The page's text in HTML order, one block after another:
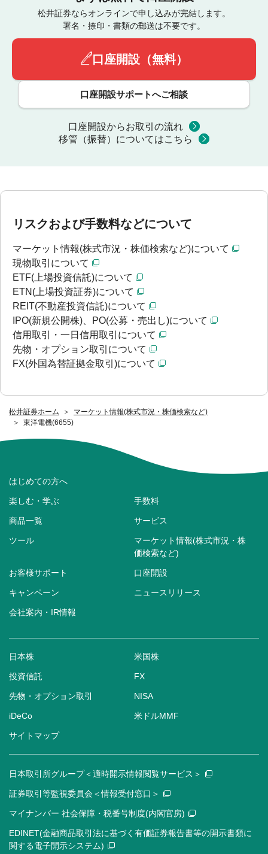
松井証券ホーム
マーケット情報(株式市況・株価検索など)
東洋電機(6655)
松井証券ならオンラインで申し込みが完結します。
署名・捺印・書類の郵送は不要です。
口座開設（無料）
口座開設サポートへご相談
口座開設からお取引の流れ
移管（振替）についてはこちら
リスクおよび手数料などについて
マーケット情報(株式市況・株価検索など)について
現物取引について
ETF(上場投資信託)について
ETN(上場投資証券)について
REIT(不動産投資信託)について
IPO(新規公開株)、PO(公募・売出し)について
信用取引・一日信用取引について
先物・オプション取引について
FX(外国為替証拠金取引)について
はじめての方へ
楽しむ・学ぶ 手数料
商品一覧 サービス
ツール
マーケット情報(株式市況・株
価検索など)
お客様サポート 口座開設
キャンペーン ニュースリリース
会社案内・IR情報
日本株 米国株
投資信託 FX
先物・オプション取引 NISA
iDeCo 米ドルMMF
サイトマップ
日本取引所グループ＜適時開示情報閲覧サービス＞
証券取引等監視委員会＜情報受付窓口＞
マイナンバー 社会保障・税番号制度(内閣官房)
EDINET(金融商品取引法に基づく有価証券報告書等の開示書類に
関する電子開示システム)